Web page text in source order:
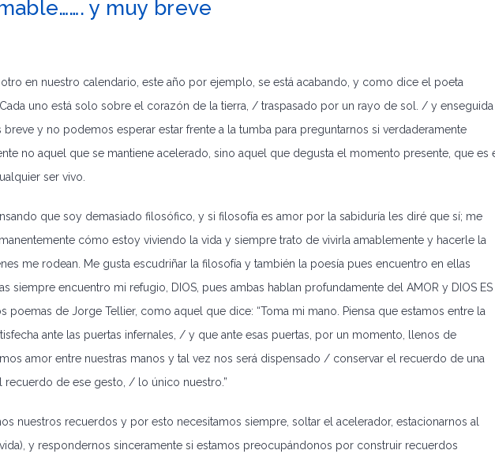
y muy breve
otro en nuestro calendario, este año por ejemplo, se está acabando, y como dice el poeta
uno está solo sobre el corazón de la tierra, / traspasado por un rayo de sol. / y enseguida
breve y no podemos esperar estar frente a la tumba para preguntarnos si verdaderamente
no aquel que se mantiene acelerado, sino aquel que degusta el momento presente, que es
ser vivo.
que soy demasiado filosófico, y si filosofía es amor por la sabiduría les diré que sí; me
cómo estoy viviendo la vida y siempre trato de vivirla amablemente y hacerle la
me rodean. Me gusta escudriñar la filosofía y también la poesía pues encuentro en ellas
siempre encuentro mi refugio, DIOS, pues ambas hablan profundamente del AMOR y DIOS ES
poemas de Jorge Tellier, como aquel que dice: “Toma mi mano. Piensa que estamos entre la
ante las puertas infernales, / y que ante esas puertas, por un momento, llenos de
amor entre nuestras manos y tal vez nos será dispensado / conservar el recuerdo de una
recuerdo de ese gesto, / lo único nuestro.”
nuestros recuerdos y por esto necesitamos siempre, soltar el acelerador, estacionarnos al
y respondernos sinceramente si estamos preocupándonos por construir recuerdos